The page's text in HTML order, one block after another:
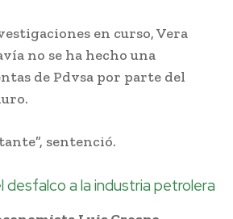
en curso, Vera
no se ha hecho una
de Pdvsa por parte del
sentenció.
desfalco a la industria petrolera